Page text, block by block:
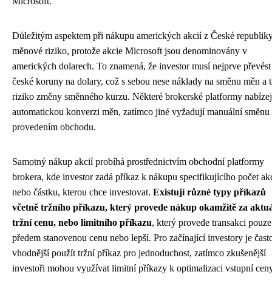
Důležitým aspektem při nákupu amerických akcií z České
měnové riziko, protože akcie Microsoft jsou denominovány v
amerických dolarech. To znamená, že investor musí nejprve převést
české koruny na dolary, což s sebou nese náklady na směnu měn a
riziko změny směnného kurzu. Některé brokerské platformy
automatickou konverzi měn, zatímco jiné vyžadují manuální směnu
provedením obchodu.
Samotný nákup akcií probíhá prostřednictvím obchodní platformy
brokera, kde investor zadá příkaz k nákupu specifikujícího počet
nebo částku, kterou chce investovat. Existují různé typy příkazů
včetně tržního příkazu, který provede nákup okamžitě za
tržní cenu, nebo limitního příkazu, který provede transakci
předem stanovenou cenu nebo lepší. Pro začínající investory je
vhodnější použít tržní příkaz pro jednoduchost, zatímco zkušenější
investoři mohou využívat limitní příkazy k optimalizaci vstupní